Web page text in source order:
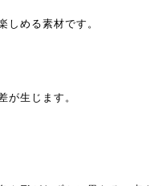
しめる素材です。
が生じます。